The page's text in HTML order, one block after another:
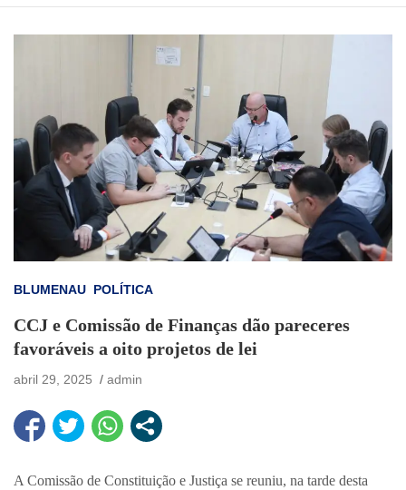
BLUMENAU POLÍTICA
CCJ e Comissão de Finanças dão pareceres
favoráveis a oito projetos de lei
abril 29, 2025 admin
A Comissão de Constituição e Justiça se reuniu, na tarde desta